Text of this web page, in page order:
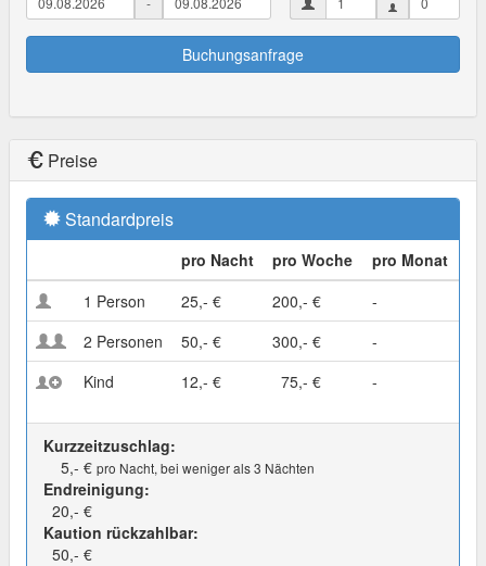
Buchungsanfrage
Preise
Standardpreis
pro Nacht pro Woche
pro Monat
1 Person
25,- € 200,- €
-
2 Personen
50,- € 300,- €
-
Kind
12,- € 75,- € -
Kurzzeitzuschlag:
5,- € pro Nacht, bei weniger als 3 Nächten
Endreinigung:
20,- €
Kaution rückzahlbar:
50,- €